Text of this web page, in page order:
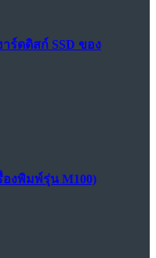
าร์ดดิสก์ SSD ของ
องพิมพ์รุ่น M100)